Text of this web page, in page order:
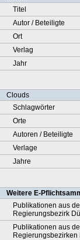
Titel
Autor / Beteiligte
Ort
Verlag
Jahr
Clouds
Schlagwörter
Orte
Autoren / Beteiligte
Verlage
Jahre
Weitere E-
Publikationen aus
Regierungsbezirk
Publikationen aus
Regierungsbezirken